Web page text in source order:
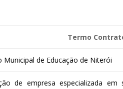
Termo
Municipal de Educação de Niterói
de empresa especializada